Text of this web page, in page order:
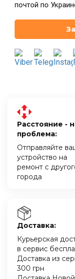
почтой по
Расстояние -
проблема:
Отправляйте
устройство на
ремонт с
города
Доставка:
Курьерская
в сервис
Доставка из
300 грн